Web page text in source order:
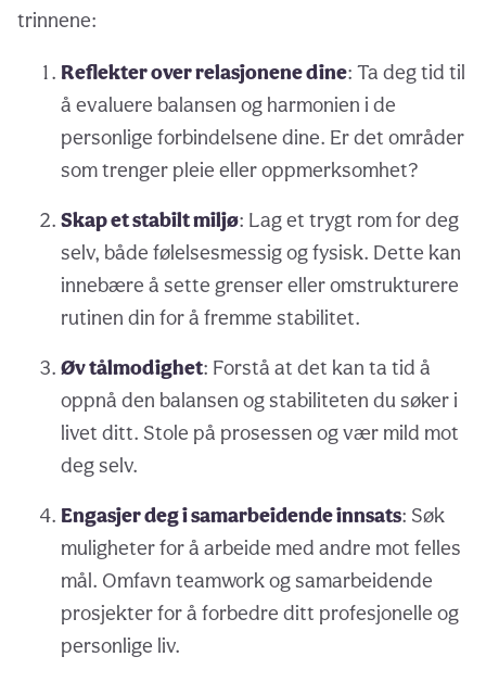
trinnene:
Reflekter over relasjonene dine: Ta deg tid til
å evaluere balansen og harmonien i de
personlige forbindelsene dine. Er det områder
som trenger pleie eller oppmerksomhet?
Skap et stabilt miljø: Lag et trygt rom for deg
selv, både følelsesmessig og fysisk. Dette kan
innebære å sette grenser eller omstrukturere
rutinen din for å fremme stabilitet.
Øv tålmodighet: Forstå at det kan ta tid å
oppnå den balansen og stabiliteten du søker i
livet ditt. Stole på prosessen og vær mild mot
deg selv.
Engasjer deg i samarbeidende innsats: Søk
muligheter for å arbeide med andre mot felles
mål. Omfavn teamwork og samarbeidende
prosjekter for å forbedre ditt profesjonelle og
personlige liv.